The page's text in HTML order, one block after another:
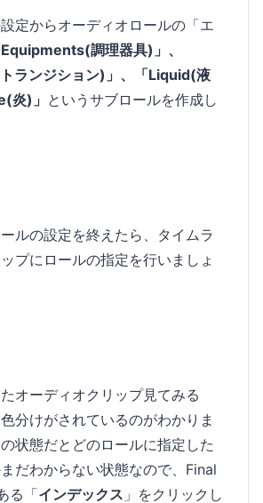
定からオーディオロールの「エ
Equipments(調理器具)」、
ランジション)」、「Liquid(液
炎)」 というサブロールを作成し
ルの設定を終えたら、タイムラ
プにロールの指定を行いましょ
オーディオクリップ見てみる
分けがされているのがわかりま
状態だとどのロールに指定した
だわからない状態なので、Final
る「インデックス 」をクリックし